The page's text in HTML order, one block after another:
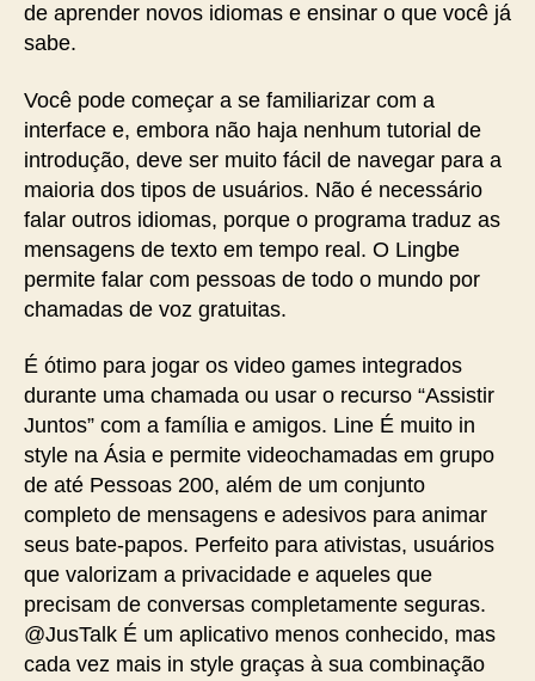
de aprender novos idiomas e ensinar o que você já
sabe.
Você pode começar a se familiarizar com a
interface e, embora não haja nenhum tutorial de
introdução, deve ser muito fácil de navegar para a
maioria dos tipos de usuários. Não é necessário
falar outros idiomas, porque o programa traduz as
mensagens de texto em tempo real. O Lingbe
permite falar com pessoas de todo o mundo por
chamadas de voz gratuitas.
É ótimo para jogar os video games integrados
durante uma chamada ou usar o recurso “Assistir
Juntos” com a família e amigos. Line É muito in
style na Ásia e permite videochamadas em grupo
de até Pessoas 200, além de um conjunto
completo de mensagens e adesivos para animar
seus bate-papos. Perfeito para ativistas, usuários
que valorizam a privacidade e aqueles que
precisam de conversas completamente seguras.
@JusTalk É um aplicativo menos conhecido, mas
cada vez mais in style graças à sua combinação